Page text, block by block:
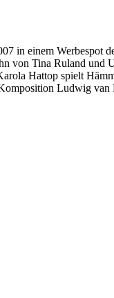
in einem Werbespot
von Tina Ruland und
Hattop spielt
Ludwig